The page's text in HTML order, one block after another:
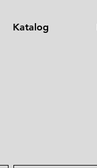
Katalog